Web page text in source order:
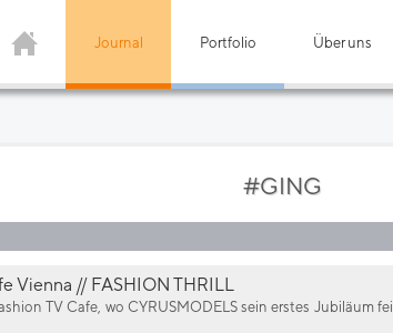
Journal Portfolio Über uns
#GING
Vienna // FASHION THRILL
TV Cafe, wo CYRUSMODELS sein erstes Jubiläum